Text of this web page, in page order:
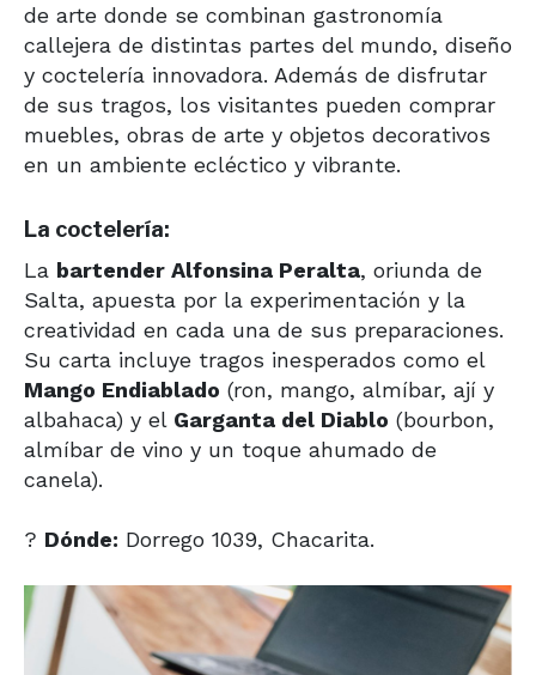
de arte donde se combinan gastronomía
callejera de distintas partes del mundo, diseño
y coctelería innovadora. Además de disfrutar
de sus tragos, los visitantes pueden comprar
muebles, obras de arte y objetos decorativos
en un ambiente ecléctico y vibrante.
La coctelería:
La bartender Alfonsina Peralta, oriunda de
Salta, apuesta por la experimentación y la
creatividad en cada una de sus preparaciones.
Su carta incluye tragos inesperados como el
Mango Endiablado (ron, mango, almíbar, ají y
albahaca) y el Garganta del Diablo (bourbon,
almíbar de vino y un toque ahumado de
canela).
? Dónde: Dorrego 1039, Chacarita.